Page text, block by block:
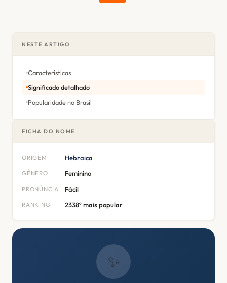
NESTE ARTIGO
Características
Significado detalhado
Popularidade no Brasil
FICHA DO NOME
ORIGEM Hebraica
GÊNERO Feminino
PRONÚNCIA Fácil
RANKING 2338º mais popular
✨